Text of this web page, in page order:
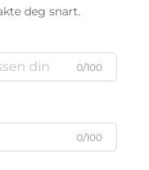
deg snart.
0/100
0/100